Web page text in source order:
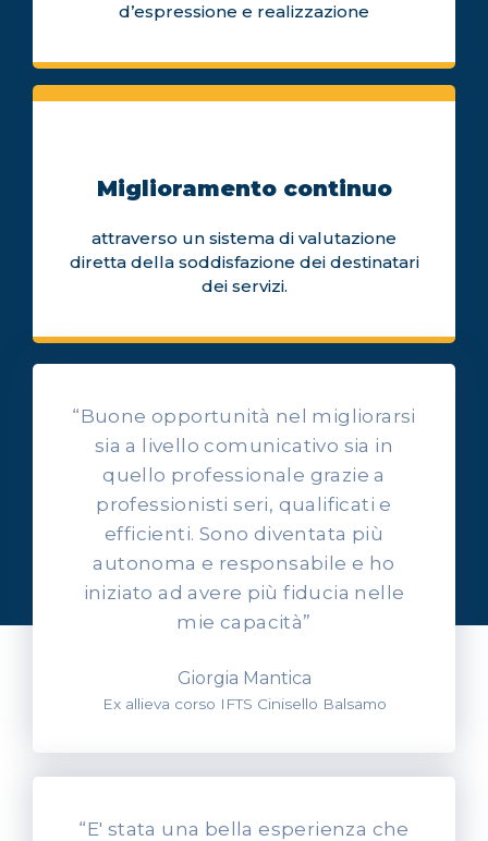
d’espressione e realizzazione
Miglioramento continuo
attraverso un sistema di valutazione
diretta della soddisfazione dei destinatari
dei servizi.
OPINIONI DEI NOSTRI ALLIEVI
Ascolta l'esperienza dei
nostri allievi
“Buone opportunità nel migliorarsi
sia a livello comunicativo sia in
quello professionale grazie a
professionisti seri, qualificati e
efficienti. Sono diventata più
autonoma e responsabile e ho
iniziato ad avere più fiducia nelle
mie capacità”
Giorgia Mantica
Ex allieva corso IFTS Cinisello Balsamo
“E' stata una bella esperienza che